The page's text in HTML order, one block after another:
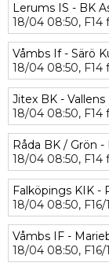
Lerums IS - BK
18/04 08:50, F14
Våmbs If - Särö
18/04 08:50, F14
Jitex BK - Vallens
18/04 08:50, F14
Råda BK / Grön -
18/04 08:50, F14
Falköpings KIK -
18/04 08:50,
Våmbs IF -
18/04 08:50,